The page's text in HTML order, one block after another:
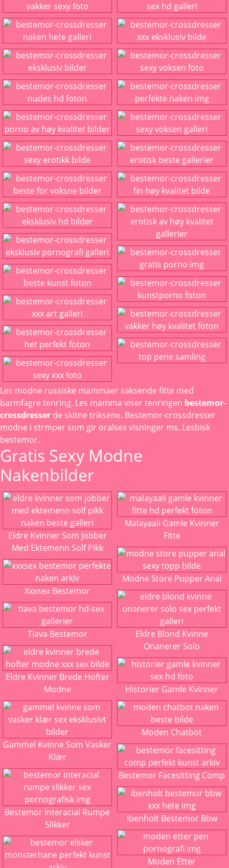
Les modne russiske mammaer saksende fitte med
barmfagre tenring. Les mamma viser tenringen bestemor-
crossdresser de skitne triksene. Bestemor-crossdresser
modne i strmper som gir oralsex visninger ms. Lesbisk
bestemor.
Gratis Sexy Modne
Nakenbilder
Eldre Kvinner Som Jobber
Med Ektemenn Solf Pikk
Xxxsex Bestemor
Tiava Bestemor
Eldre Kvinner Brede Hofter
Modne
Gammel Kvinne Som Vasker
Klær
Bestemor Interacial Rumpe
Slikker
Malayaali Gamle Kvinner
Fitte
Modne Store Pupper Anal
Eldre Blond Kvinne
Onanerer Solo
Historier Gamle Kvinner
Moden Chatbot
Bestemor Facesitting Comp
Ibenholt Bestemor Bbw
Moden Etter